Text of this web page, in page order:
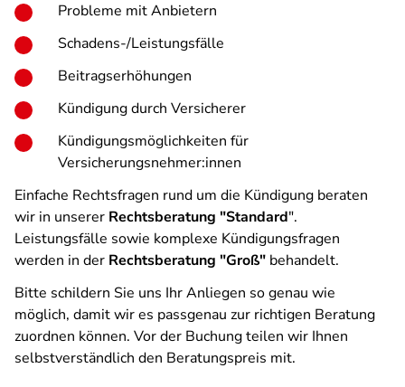
Probleme mit Anbietern
Schadens-/Leistungsfälle
Beitragserhöhungen
Kündigung durch Versicherer
Kündigungsmöglichkeiten für
Versicherungsnehmer:innen
Einfache Rechtsfragen rund um die Kündigung beraten
wir in unserer Rechtsberatung "Standard".
Leistungsfälle sowie komplexe Kündigungsfragen
werden in der Rechtsberatung "Groß" behandelt.
Bitte schildern Sie uns Ihr Anliegen so genau wie
möglich, damit wir es passgenau zur richtigen Beratung
zuordnen können. Vor der Buchung teilen wir Ihnen
selbstverständlich den Beratungspreis mit.